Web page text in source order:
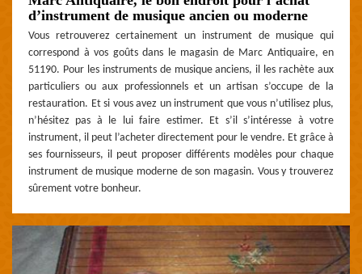
d’instrument de musique ancien ou moderne
Vous retrouverez certainement un instrument de musique qui
correspond à vos goûts dans le magasin de Marc Antiquaire, en
51190. Pour les instruments de musique anciens, il les rachète aux
particuliers ou aux professionnels et un artisan s’occupe de la
restauration. Et si vous avez un instrument que vous n’utilisez plus,
n’hésitez pas à le lui faire estimer. Et s’il s’intéresse à votre
instrument, il peut l’acheter directement pour le vendre. Et grâce à
ses fournisseurs, il peut proposer différents modèles pour chaque
instrument de musique moderne de son magasin. Vous y trouverez
sûrement votre bonheur.